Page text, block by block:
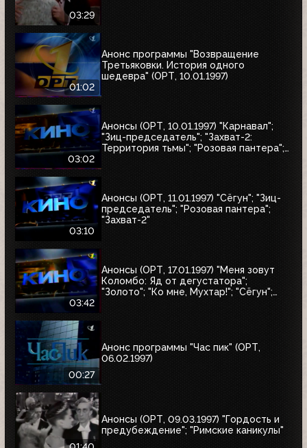
03:29
01:02
Анонс программы "Возвращение
Третьяковки. История одного
шедевра" (ОРТ, 10.01.1997)
03:02
Анонсы (ОРТ, 10.01.1997) "Карнавал";
"Зиц-председатель"; "Захват-2:
Территория тьмы"; "Розовая пантера";
03:10
Анонсы (ОРТ, 11.01.1997) "Сёгун"; "Зиц-
председатель"; "Розовая пантера";
"Захват-2"
03:42
Анонсы (ОРТ, 17.01.1997) "Меня зовут
Коломбо: Яд от дегустатора";
"Золото"; "Ко мне, Мухтар!"; "Сёгун";
00:27
Анонс программы "Час пик" (ОРТ,
06.02.1997)
Анонсы (ОРТ, 09.03.1997) "Гордость и
предубеждение"; "Римские каникулы"